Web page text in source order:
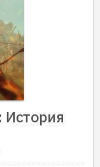
История